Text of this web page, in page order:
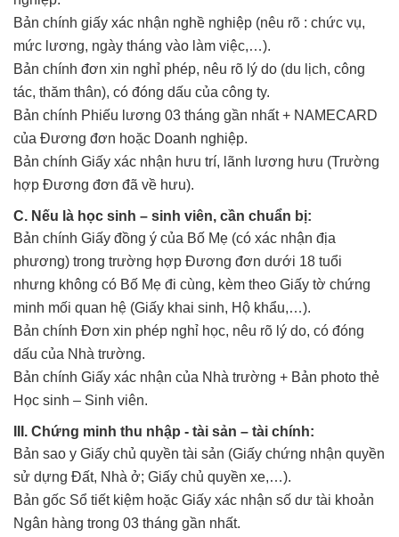
Bản chính giấy xác nhận nghề nghiệp (nêu rõ : chức vụ,
mức lương, ngày tháng vào làm việc,…).
Bản chính đơn xin nghỉ phép, nêu rõ lý do (du lịch, công
tác, thăm thân), có đóng dấu của công ty.
Bản chính Phiếu lương 03 tháng gần nhất + NAMECARD
của Đương đơn hoặc Doanh nghiệp.
Bản chính Giấy xác nhận hưu trí, lãnh lương hưu (Trường
hợp Đương đơn đã về hưu).
C. Nếu là học sinh – sinh viên, cần chuẩn bị:
Bản chính Giấy đồng ý của Bố Mẹ (có xác nhận địa
phương) trong trường hợp Đương đơn dưới 18 tuổi
nhưng không có Bố Mẹ đi cùng, kèm theo Giấy tờ chứng
minh mối quan hệ (Giấy khai sinh, Hộ khẩu,…).
Bản chính Đơn xin phép nghỉ học, nêu rõ lý do, có đóng
dấu của Nhà trường.
Bản chính Giấy xác nhận của Nhà trường + Bản photo thẻ
Học sinh – Sinh viên.
III. Chứng minh thu nhập - tài sản – tài chính:
Bản sao y Giấy chủ quyền tài sản (Giấy chứng nhận quyền
sử dựng Đất, Nhà ở; Giấy chủ quyền xe,…).
Bản gốc Sổ tiết kiệm hoặc Giấy xác nhận số dư tài khoản
Ngân hàng trong 03 tháng gần nhất.